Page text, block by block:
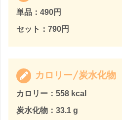
単品：490円
セット：790円
カロリー/炭水化物
カロリー：558 kcal
炭水化物：33.1 g